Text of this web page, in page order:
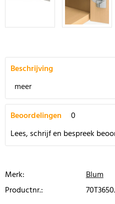
Beschrijving
meer
Beoordelingen
0
Lees, schrijf en bespreek
Merk:
Blum
Productnr.: